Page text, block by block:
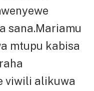
sana.Mariamu
mtupu kabisa
viwili alikuwa